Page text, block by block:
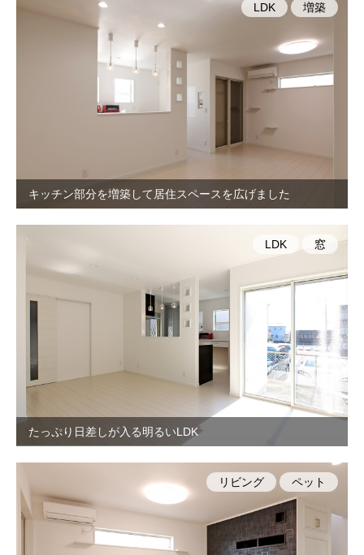
キッチン部分を増築して居住スペースを広げました
LDK 増築
たっぷり日差しが入る明るいLDK
LDK 窓
リビング ペット